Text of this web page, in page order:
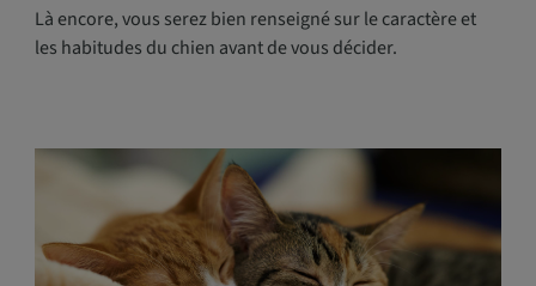
Là encore, vous serez bien renseigné sur le caractère et
les habitudes du chien avant de vous décider.